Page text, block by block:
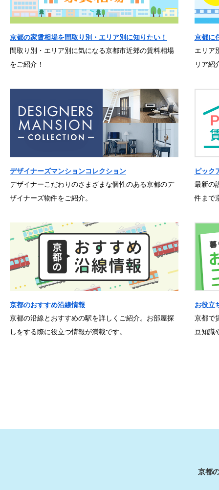
京都の家賃相場を間取り別・エリア別に知りたい！
間取り別・エリア別に気になる京都市近郊の賃料相場
をご紹介！
京都に
エリア
リア紹
デザイナーズマンションコレクション
デザイナーこだわりのさまざまな個性のある京都のデ
ザイナーズ物件をご紹介。
ピック
最新の
件まで
京都のおすすめ沿線情報
京都の沿線とおすすめの駅を詳しくご紹介。お部屋探
しをする際に役立つ情報が満載です。
お役立
京都で
豆知識
京都